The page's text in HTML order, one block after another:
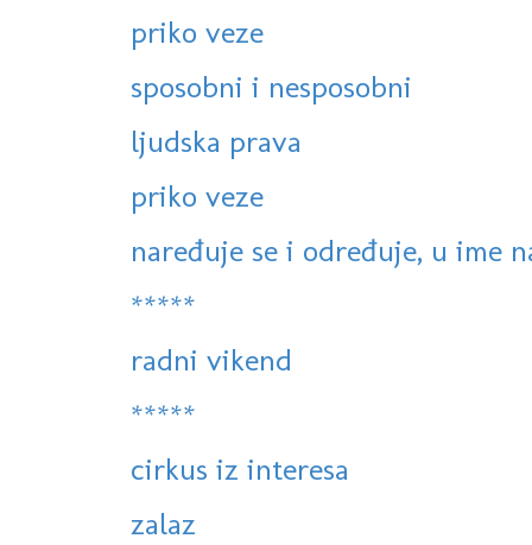
priko veze
sposobni i nesposobni
ljudska prava
priko veze
naređuje se i određuje, u ime
*****
radni vikend
*****
cirkus iz interesa
zalaz